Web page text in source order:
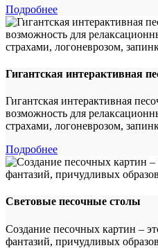
Подробнее
Гигантская интерактивная
Гигантская интерактивная
возможность для
страхами, логоневрозом,
Подробнее
Световые песочные столы
Создание песочных картин –
фантазий, причудливых